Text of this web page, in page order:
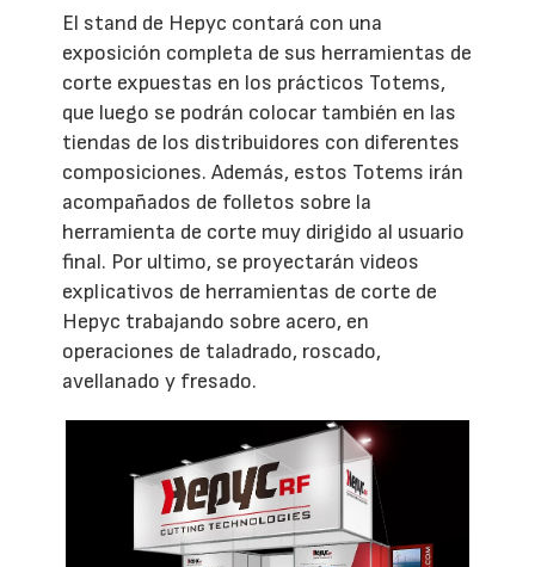
El stand de Hepyc contará con una
exposición completa de sus herramientas de
corte expuestas en los prácticos Totems,
que luego se podrán colocar también en las
tiendas de los distribuidores con diferentes
composiciones. Además, estos Totems irán
acompañados de folletos sobre la
herramienta de corte muy dirigido al usuario
final. Por ultimo, se proyectarán videos
explicativos de herramientas de corte de
Hepyc trabajando sobre acero, en
operaciones de taladrado, roscado,
avellanado y fresado.